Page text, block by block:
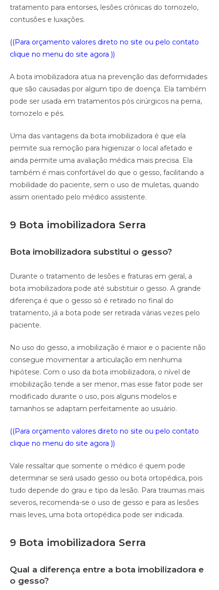
tratamento para entorses, lesões crônicas do tornozelo,
contusões e luxações.
((Para orçamento valores direto no site ou pelo contato
clique no menu do site agora ))
A bota imobilizadora atua na prevenção das deformidades
que são causadas por algum tipo de doença. Ela também
pode ser usada em tratamentos pós cirúrgicos na perna,
tornozelo e pés.
Uma das vantagens da bota imobilizadora é que ela
permite sua remoção para higienizar o local afetado e
ainda permite uma avaliação médica mais precisa. Ela
também é mais confortável do que o gesso, facilitando a
mobilidade do paciente, sem o uso de muletas, quando
assim orientado pelo médico assistente.
9 Bota imobilizadora Serra
Bota imobilizadora substitui o gesso?
Durante o tratamento de lesões e fraturas em geral, a
bota imobilizadora pode até substituir o gesso. A grande
diferença é que o gesso só é retirado no final do
tratamento, já a bota pode ser retirada várias vezes pelo
paciente.
No uso do gesso, a imobilização é maior e o paciente não
consegue movimentar a articulação em nenhuma
hipótese. Com o uso da bota imobilizadora, o nível de
imobilização tende a ser menor, mas esse fator pode ser
modificado durante o uso, pois alguns modelos e
tamanhos se adaptam perfeitamente ao usuário.
((Para orçamento valores direto no site ou pelo contato
clique no menu do site agora ))
Vale ressaltar que somente o médico é quem pode
determinar se será usado gesso ou bota ortopédica, pois
tudo depende do grau e tipo da lesão. Para traumas mais
severos, recomenda-se o uso de gesso e para as lesões
mais leves, uma bota ortopédica pode ser indicada.
9 Bota imobilizadora Serra
Qual a diferença entre a bota imobilizadora e
o gesso?